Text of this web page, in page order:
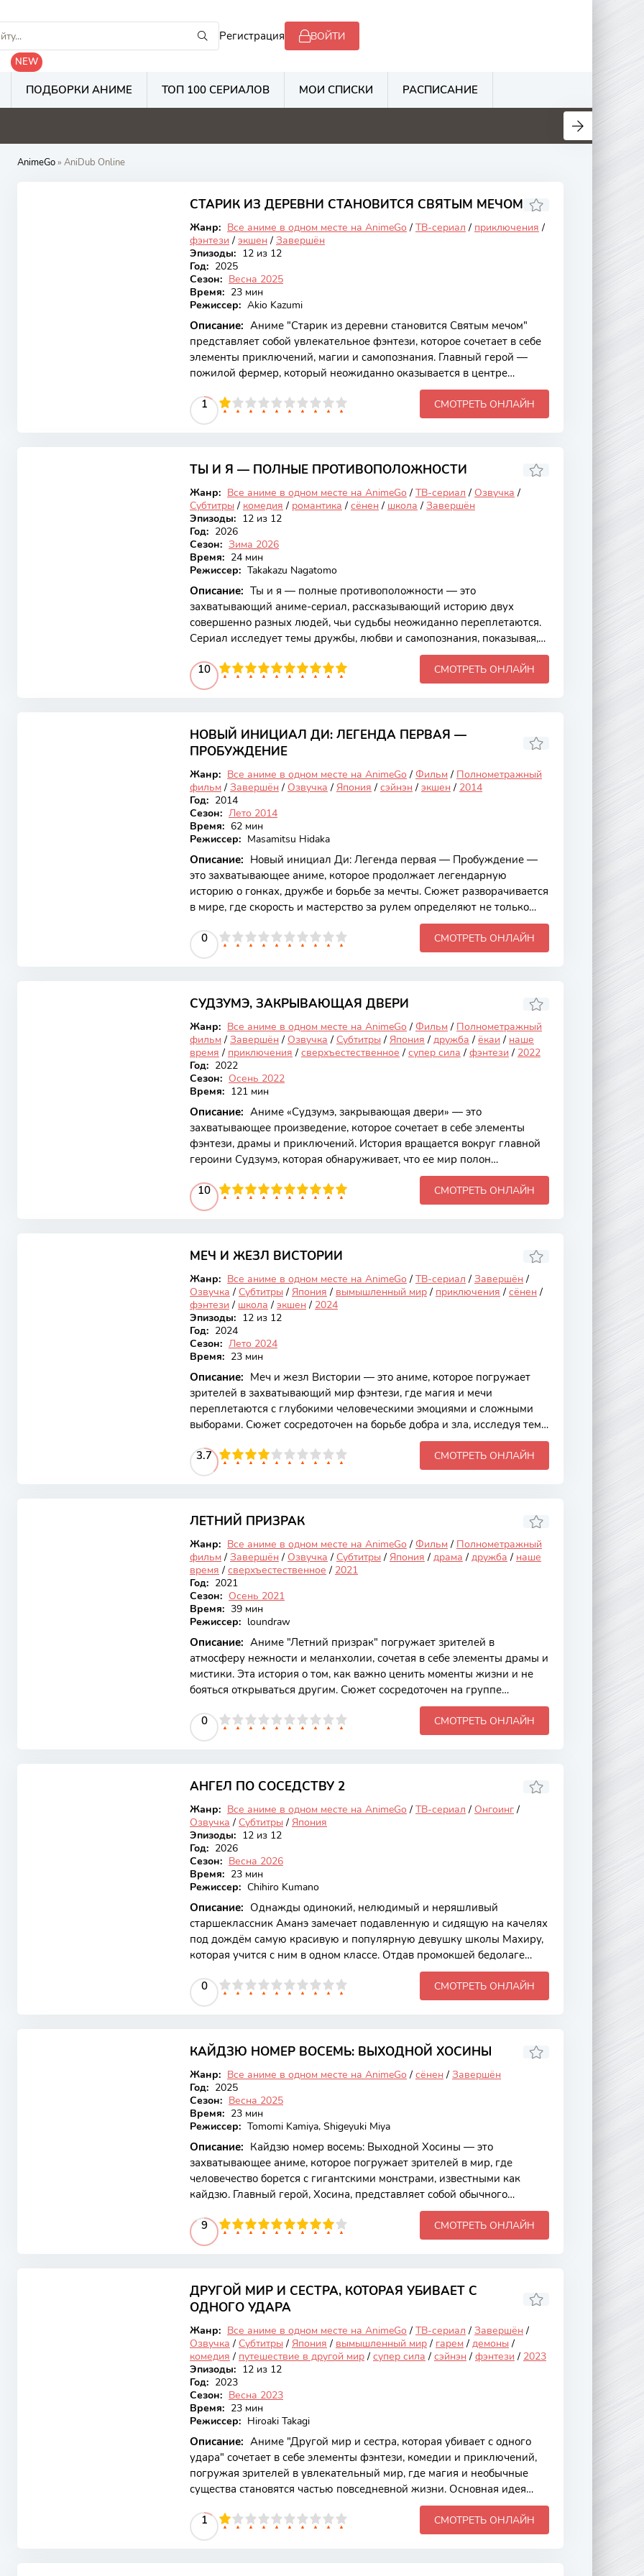
Регистрация ВОЙТИ
NEW
ПОДБОРКИ АНИМЕ ТОП 100 СЕРИАЛОВ МОИ СПИСКИ РАСПИСАНИЕ
AnimeGo» AniDub Online
СТАРИК ИЗ ДЕРЕВНИ СТАНОВИТСЯ СВЯТЫМ МЕЧОМ
Жанр: Все аниме в одном месте на AnimeGo / ТВ-сериал / приключения /
фэнтези / экшен / Завершён
Эпизоды: 12 из 12
Год: 2025
Сезон: Весна 2025
Время: 23 мин
Режиссер: Akio Kazumi
Описание: Аниме "Старик из деревни становится Святым мечом"
представляет собой увлекательное фэнтези, которое сочетает в себе
элементы приключений, магии и самопознания. Главный герой —
пожилой фермер, который неожиданно оказывается в центре
эпических событий, когда его деревня сталкивается с угрозой темных
сил. Это аниме привлекает внимание зрителей не только яркими
персонажами и захватывающим сюжетом, но и глубокими темами,
проводит дни, заботясь о своей земле и семье.
1
4 5 6 7 8 9 10 СМОТРЕТЬ ОНЛАЙН
ТЫ И Я — ПОЛНЫЕ ПРОТИВОПОЛОЖНОСТИ
Жанр: Все аниме в одном месте на AnimeGo / ТВ-сериал / Озвучка /
Субтитры / комедия / романтика / сёнен / школа / Завершён
Эпизоды: 12 из 12
Год: 2026
Сезон: Зима 2026
Время: 24 мин
Режиссер: Takakazu Nagatomo
Описание: Ты и я — полные противоположности — это
захватывающий аниме-сериал, рассказывающий историю двух
совершенно разных людей, чьи судьбы неожиданно переплетаются.
Сериал исследует темы дружбы, любви и самопознания, показывая,
как противоположности могут дополнять друг друга и создавать
невероятную химию. С яркими персонажами, увлекательным
сюжетом и прекрасной анимацией, этот аниме обязательно покорит
10
4 5 6 7 8 9 10 СМОТРЕТЬ ОНЛАЙН
НОВЫЙ ИНИЦИАЛ ДИ: ЛЕГЕНДА ПЕРВАЯ —
ПРОБУЖДЕНИЕ
Жанр: Все аниме в одном месте на AnimeGo / Фильм / Полнометражный
фильм / Завершён / Озвучка / Япония / сэйнэн / экшен / 2014
Год: 2014
Сезон: Лето 2014
Время: 62 мин
Режиссер: Masamitsu Hidaka
Описание: Новый инициал Ди: Легенда первая — Пробуждение —
это захватывающее аниме, которое продолжает легендарную
историю о гонках, дружбе и борьбе за мечты. Сюжет разворачивается
в мире, где скорость и мастерство за рулем определяют не только
судьбы гонщиков, но и их личные отношения. Это аниме привлекает
зрителей не только динамичными гонками, но и глубокими
персонажами, каждый из которых имеет свои цели и внутренние
прошлых неудач. Он сталкивается с новыми соперниками, которые
0
4 5 6 7 8 9 10 СМОТРЕТЬ ОНЛАЙН
СУДЗУМЭ, ЗАКРЫВАЮЩАЯ ДВЕРИ
Жанр: Все аниме в одном месте на AnimeGo / Фильм / Полнометражный
фильм / Завершён / Озвучка / Субтитры / Япония / дружба / ёкаи / наше
время / приключения / сверхъестественное / супер сила / фэнтези / 2022
Год: 2022
Сезон: Осень 2022
Время: 121 мин
Описание: Аниме «Судзумэ, закрывающая двери» — это
захватывающее произведение, которое сочетает в себе элементы
фэнтези, драмы и приключений. История вращается вокруг главной
героини Судзумэ, которая обнаруживает, что ее мир полон
таинственных дверей, способных открывать путь в другие
измерения. Эта концепция не только привлекает внимание зрителей,
но и заставляет задуматься о том, как наши выборы и действия могут
дверей в заброшенном здании. Открыв ее, она оказывается втянута в
10
4 5 6 7 8 9 10 СМОТРЕТЬ ОНЛАЙН
МЕЧ И ЖЕЗЛ ВИСТОРИИ
Жанр: Все аниме в одном месте на AnimeGo / ТВ-сериал / Завершён /
Озвучка / Субтитры / Япония / вымышленный мир / приключения / сёнен /
фэнтези / школа / экшен / 2024
Эпизоды: 12 из 12
Год: 2024
Сезон: Лето 2024
Время: 23 мин
Описание: Меч и жезл Вистории — это аниме, которое погружает
зрителей в захватывающий мир фэнтези, где магия и мечи
переплетаются с глубокими человеческими эмоциями и сложными
выборами. Сюжет сосредоточен на борьбе добра и зла, исследуя темы
дружбы, предательства и самопознания. Уникальный стиль
анимации и запоминающиеся персонажи делают это произведение
привлекательным для широкой аудитории. Основной сюжет
фракциями, стремящимися завладеть могущественными
3.7
4 5 6 7 8 9 10 СМОТРЕТЬ ОНЛАЙН
ЛЕТНИЙ ПРИЗРАК
Жанр: Все аниме в одном месте на AnimeGo / Фильм / Полнометражный
фильм / Завершён / Озвучка / Субтитры / Япония / драма / дружба / наше
время / сверхъестественное / 2021
Год: 2021
Сезон: Осень 2021
Время: 39 мин
Режиссер: loundraw
Описание: Аниме "Летний призрак" погружает зрителей в
атмосферу нежности и меланхолии, сочетая в себе элементы драмы и
мистики. Эта история о том, как важно ценить моменты жизни и не
бояться открываться другим. Сюжет сосредоточен на группе
подростков, которые сталкиваются с призраками своего прошлого и
пытаются найти свой путь в мире, полном неопределенности и
страха. Уникальный визуальный стиль и завораживающая музыка
главного героя, который после
0
4 5 6 7 8 9 10 СМОТРЕТЬ ОНЛАЙН
АНГЕЛ ПО СОСЕДСТВУ 2
Жанр: Все аниме в одном месте на AnimeGo / ТВ-сериал / Онгоинг /
Озвучка / Субтитры / Япония
Эпизоды: 12 из 12
Год: 2026
Сезон: Весна 2026
Время: 23 мин
Режиссер: Chihiro Kumano
Описание: Однажды одинокий, нелюдимый и неряшливый
старшеклассник Аманэ замечает подавленную и сидящую на качелях
под дождём самую красивую и популярную девушку школы Махиру,
которая учится с ним в одном классе. Отдав промокшей бедолаге
зонт, Аманэ спешно уходит, но на следующий день заболевает.
Чувствуя свою вину, Махиру решает заботиться об
однокласснике.Смотреть онлайн аниме Ангел по соседству 2
0
4 5 6 7 8 9 10 СМОТРЕТЬ ОНЛАЙН
КАЙДЗЮ НОМЕР ВОСЕМЬ: ВЫХОДНОЙ ХОСИНЫ
Жанр: Все аниме в одном месте на AnimeGo / сёнен / Завершён
Год: 2025
Сезон: Весна 2025
Время: 23 мин
Режиссер: Tomomi Kamiya, Shigeyuki Miya
Описание: Кайдзю номер восемь: Выходной Хосины — это
захватывающее аниме, которое погружает зрителей в мир, где
человечество борется с гигантскими монстрами, известными как
кайдзю. Главный герой, Хосина, представляет собой обычного
человека, который мечтает стать частью отряда, сражающегося с
этими ужасными существами. Однако его жизнь кардинально
меняется, когда он неожиданно получает возможность превратиться
аудитории. Сюжет начинается с того, что Хосина работает в службе
по очистке
9
4 5 6 7 8 9 10 СМОТРЕТЬ ОНЛАЙН
ДРУГОЙ МИР И СЕСТРА, КОТОРАЯ УБИВАЕТ С
ОДНОГО УДАРА
Жанр: Все аниме в одном месте на AnimeGo / ТВ-сериал / Завершён /
Озвучка / Субтитры / Япония / вымышленный мир / гарем / демоны /
комедия / путешествие в другой мир / супер сила / сэйнэн / фэнтези / 2023
Эпизоды: 12 из 12
Год: 2023
Сезон: Весна 2023
Время: 23 мин
Режиссер: Hiroaki Takagi
Описание: Аниме "Другой мир и сестра, которая убивает с одного
удара" сочетает в себе элементы фэнтези, комедии и приключений,
погружая зрителей в увлекательный мир, где магия и необычные
существа становятся частью повседневной жизни. Основная идея
аниме вращается вокруг главного героя, который оказывается в
параллельном мире, наполненном опасностями и загадками.
Привлекательные аспекты сериала заключаются в харизматичных
1
4 5 6 7 8 9 10 СМОТРЕТЬ ОНЛАЙН